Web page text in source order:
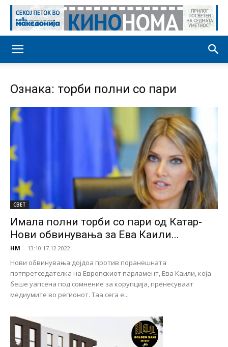
Ознака: торби полни со пари
СВЕТ
Имала полни торби со пари од Катар-
Нови обвинувања за Ева Каили...
НМ - 13:10 17.12.2022
Нови обвинувања дојдоа против поранешната
потпретседателка на Европскиот парламент, Ева Каили, која
беше уапсена под сомнение за корупција, пренесуваат
медиумите во регионот. Таа сега е...